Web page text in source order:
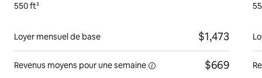
550 ft²
Loyer mensuel de base $1,473
Revenus moyens pour unesemaine $669